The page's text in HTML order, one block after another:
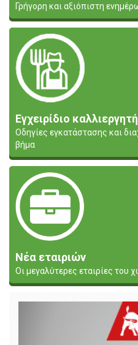
Γρήγορη και αξιόπιστη
Εγχειρίδιο καλλιεργητή
Οδηγίες εγκατάστασης και
βήμα
Νέα εταιριών
Οι μεγαλύτερες εταιρίες του